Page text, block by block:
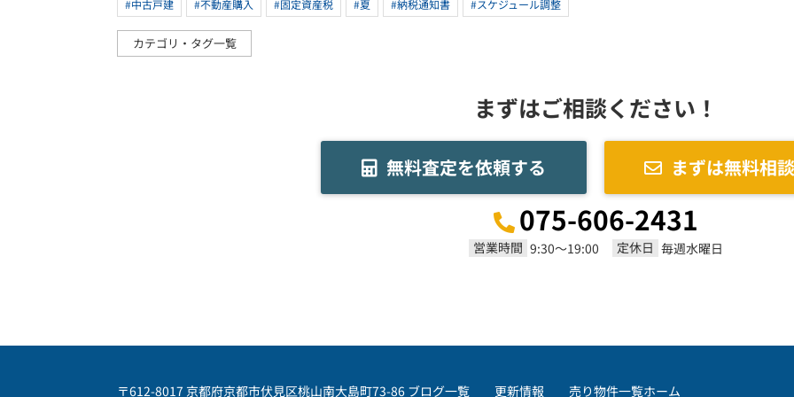
#中古戸建 #不動産購入 #固定資産税 #夏 #納税通知書 #スケジュール調整
カテゴリ・タグ一覧
まずはご相談ください！
無料査定を依頼する まずは無料相
075-606-2431
営業時間 9:30～19:00 定休日 毎週水曜日
〒612-8017 京都府京都市伏見区桃山南大島町73-86 ブログ一覧 更新情報 売り物件一覧ホーム